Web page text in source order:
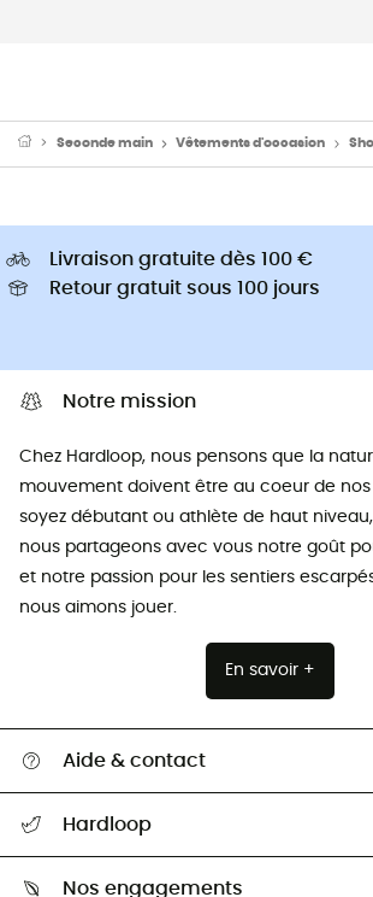
Seconde main Vêtements d'occasion
Livraison gratuite dès 100 €
Retour gratuit sous 100 jours
Notre mission
Chez Hardloop, nous pensons que la
mouvement doivent être au coeur de nos
soyez débutant ou athlète de haut niveau,
nous partageons avec vous notre goût
et notre passion pour les sentiers
nous aimons jouer.
En savoir +
Aide & contact
Retour & remboursement
Guide des tailles
Hardloop
Nos engagements